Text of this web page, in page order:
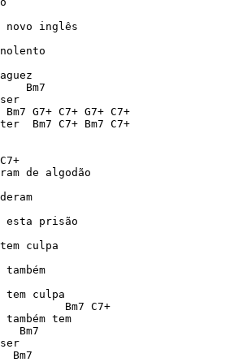
novo inglês
Bm7
ser
G7+ C7+ G7+ C7+
Bm7 C7+ Bm7 C7+
de algodão
esta prisão
culpa
tem culpa
Bm7 C7+
tem
Bm7
ser